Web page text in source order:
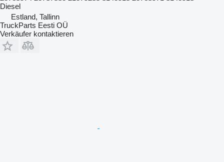
Diesel
Estland, Tallinn
TruckParts Eesti OÜ
Verkäufer kontaktieren